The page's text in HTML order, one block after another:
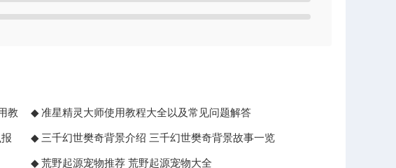
教 准星精灵大师使用教程大全以及常见问题解答
三千幻世樊奇背景介绍 三千幻世樊奇背景故事一览
荒野起源宠物推荐 荒野起源宠物大全